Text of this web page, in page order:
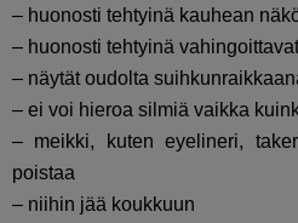
– huonosti tehtyinä kauhean
– huonosti tehtyinä
– näytät oudolta
– ei voi hieroa silmiä vaikka
– meikki, kuten eyelineri,
poistaa
– niihin jää koukkuun